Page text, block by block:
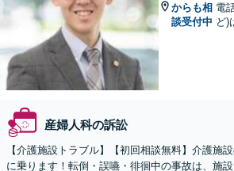
からも相
談受付中
電
ど)
産婦人科の訴訟
【介護施設トラブル】【初回相談無料】介護施
に乗ります！転倒・誤嚥・徘徊中の事故は、施